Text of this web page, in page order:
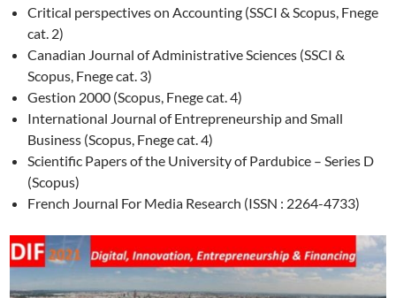
Critical perspectives on Accounting (SSCI & Scopus, Fnege
cat. 2)
Canadian Journal of Administrative Sciences (SSCI &
Scopus, Fnege cat. 3)
Gestion 2000 (Scopus, Fnege cat. 4)
International Journal of Entrepreneurship and Small
Business (Scopus, Fnege cat. 4)
Scientific Papers of the University of Pardubice – Series D
(Scopus)
French Journal For Media Research (ISSN : 2264-4733)